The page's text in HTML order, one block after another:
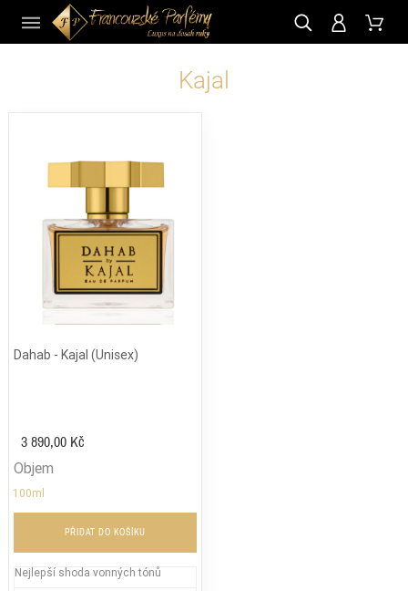
Kajal
Dahab - Kajal (Unisex)
3 890,00 Kč
Objem
100ml
PŘIDAT DO KOŠÍKU
Nejlepší shoda vonných tónů
CZ